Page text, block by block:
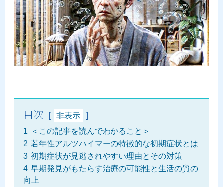
目次
非表示
1
＜この記事を読んでわかること＞
2 若年性アルツハイマーの特徴的な初期症状とは
3 初期症状が見逃されやすい理由とその対策
4 早期発見がもたらす治療の可能性と生活の質の
向上